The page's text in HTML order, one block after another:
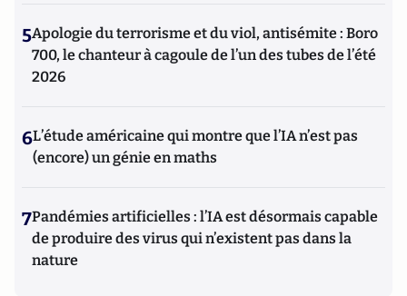
5Apologie du terrorisme et du viol, antisémite : Boro
700, le chanteur à cagoule de l’un des tubes de l’été
2026
6L’étude américaine qui montre que l’IA n’est pas
(encore) un génie en maths
7Pandémies artificielles : l’IA est désormais capable
de produire des virus qui n’existent pas dans la
nature